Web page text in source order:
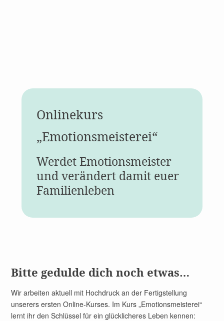
Onlinekurs
„Emotions­meisterei“
Werdet Emotions­meister
und verändert damit euer
Familienleben
Bitte gedulde dich noch etwas…
Wir arbeiten aktuell mit Hochdruck an der Fertigstellung
unserers ersten Online-Kurses. Im Kurs „Emotionsmeisterei“
lernt ihr den Schlüssel für ein glücklicheres Leben kennen: